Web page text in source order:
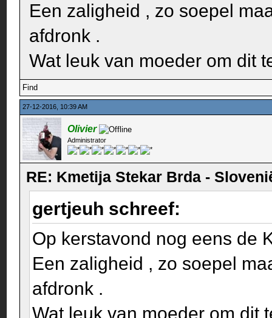
Een zaligheid , zo soepel
afdronk .
Wat leuk van moeder om dit
Find
27-12-2016, 10:39 AM
Olivier
Administrator
RE: Kmetija Stekar Brda -
gertjeuh schreef:
Op kerstavond nog eens de
Een zaligheid , zo soepel
afdronk .
Wat leuk van moeder om dit